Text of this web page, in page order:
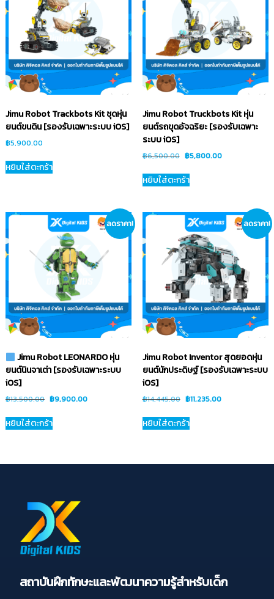
Jimu Robot Trackbots Kit ชุดหุ่น
ยนต์ขนดิน [รองรับเฉพาะระบบ iOS]
฿5,900.00
หยิบใส่ตะกร้า
Jimu Robot Truckbots Kit หุ่น
ยนต์รถขุดอัจฉริยะ [รองรับเฉพาะ
ระบบ iOS]
฿6,500.00 ฿5,800.00
หยิบใส่ตะกร้า
ลดราคา!
Jimu Robot LEONARDO หุ่น
ยนต์นินจาเต่า [รองรับเฉพาะระบบ
iOS]
฿13,500.00 ฿9,900.00
หยิบใส่ตะกร้า
ลดราคา!
Jimu Robot Inventor สุดยอดหุ่น
ยนต์นักประดิษฐ์ [รองรับเฉพาะระบบ
iOS]
฿14,445.00 ฿11,235.00
หยิบใส่ตะกร้า
สถาบันฝึกทักษะและพัฒนาความรู้สำหรับเด็ก